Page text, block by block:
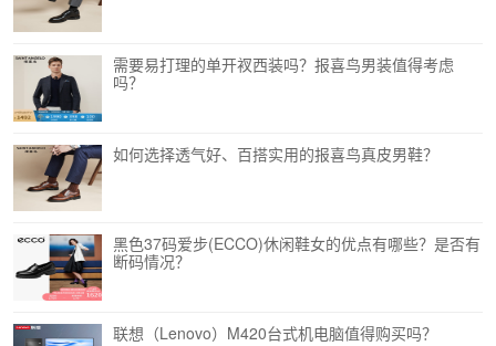
需要易打理的单开衩西装吗？报喜鸟男装值得考虑
吗？
如何选择透气好、百搭实用的报喜鸟真皮男鞋？
黑色37码爱步(ECCO)休闲鞋女的优点有哪些？是否有
断码情况？
联想（Lenovo）M420台式机电脑值得购买吗？